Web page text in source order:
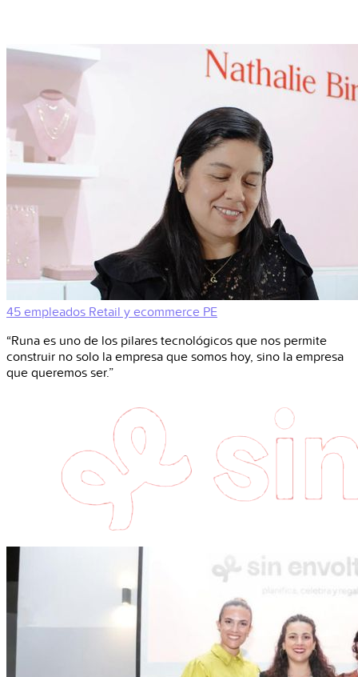
45 empleados Retail y ecommerce PE
“Runa es uno de los pilares tecnológicos que nos permite
construir no solo la empresa que somos hoy, sino la empresa
que queremos ser.”